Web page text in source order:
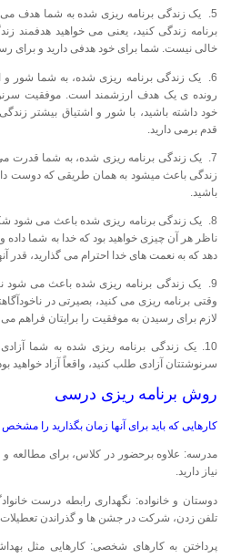
5. یک زندگی برنامه ریزی شده به شما هدف
برنامه زندگی کنید، یعنی می خواهید هدفمند
خالی نیست. شما برای خود هدفی دارید و برای
6. یک زندگی برنامه ریزی شده، به شما
رونده ی یک هدف ارزشمند است. موفقیت
خود داشته باشید، با شور و اشتیاق بیشتر
قدم برمی دارید.
7. یک زندگی برنامه ریزی شده، به شما قدرت
زندگی باعث میشود به همان طریقی که دوست
باشید.
8. یک زندگی برنامه ریزی شده باعث می شود
ناظر هر آن چیزی خواهید بود که خدا به شما داده
دهد که به نعمت های خدا احترام می گذارید، قدر
9. یک زندگی برنامه ریزی شده باعث می شود
وقتی برنامه ریزی می کنید، بصیرتی در
لازم برای رسیدن به موفقیت را برایتان فراهم می
10. یک زندگی برنامه ریزی شده به شما
سرنوشتتان آزادی طلب کنید، واقعاً آزاد خواهید
روش برنامه ریزی درسی
کارهایی که باید برای آنها زمان بگذارید را مشخص
مدرسه: علاوه برحضور در کلاس، برای مطالعه و
نیاز دارید.
دوستان و خانواده: نگهداری رابطه درست
تلفن زدن، شرکت در جشن ها و گذراندن تعطیلات.
پرداختن به کارهای شخصی: کارهایی مثل